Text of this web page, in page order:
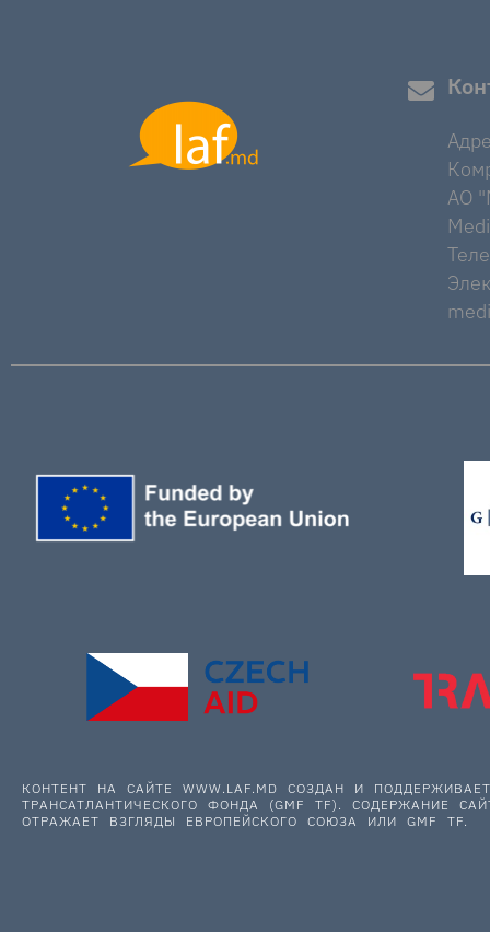
AO
КОНТЕНТ НА САЙТЕ WWW.LAF.MD СОЗДАН И
ТРАНСАТЛАНТИЧЕСКОГО ФОНДА (GMF TF). СОДЕРЖАНИЕ
ОТРАЖАЕТ ВЗГЛЯДЫ ЕВРОПЕЙСКОГО СОЮЗА ИЛИ GMF TF.